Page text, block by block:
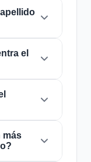
5.195
1
mundo
en
global.
el
. Su
patrones
familiar a
enEl
más